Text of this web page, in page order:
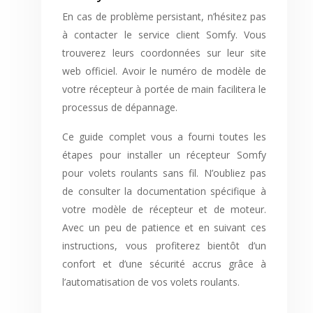
En cas de problème persistant, n’hésitez pas
à contacter le service client Somfy. Vous
trouverez leurs coordonnées sur leur site
web officiel. Avoir le numéro de modèle de
votre récepteur à portée de main facilitera le
processus de dépannage.
Ce guide complet vous a fourni toutes les
étapes pour installer un récepteur Somfy
pour volets roulants sans fil. N’oubliez pas
de consulter la documentation spécifique à
votre modèle de récepteur et de moteur.
Avec un peu de patience et en suivant ces
instructions, vous profiterez bientôt d’un
confort et d’une sécurité accrus grâce à
l’automatisation de vos volets roulants.